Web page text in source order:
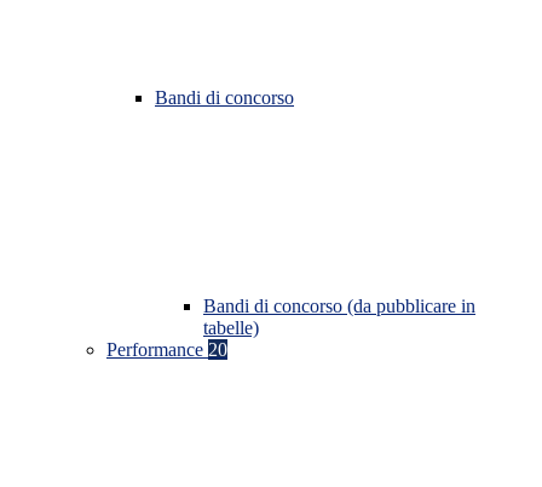
Bandi di concorso
Bandi di concorso (da pubblicare in
tabelle)
Performance 20